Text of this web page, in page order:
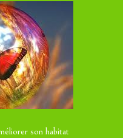
son habitat